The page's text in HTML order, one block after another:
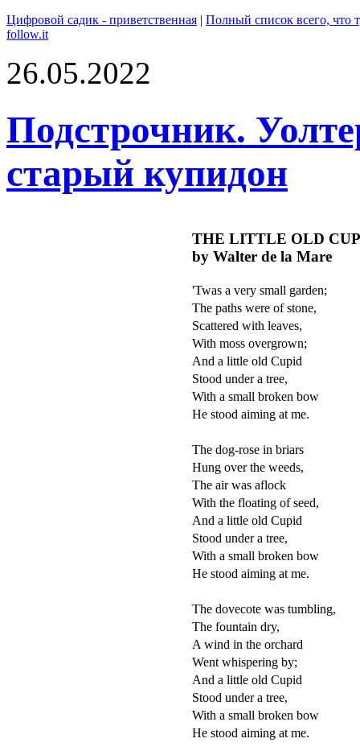
Цифровой садик - приветственная | Полный список всего, что
follow.it
26.05.2022
Подстрочник.
старый купидон
THE LITTLE OLD
by Walter de la Mare
'Twas a very small garden;
The paths were of stone,
Scattered with leaves,
With moss overgrown;
And a little old Cupid
Stood under a tree,
With a small broken bow
He stood aiming at me.
The dog-rose in briars
Hung over the weeds,
The air was aflock
With the floating of seed,
And a little old Cupid
Stood under a tree,
With a small broken bow
He stood aiming at me.
The dovecote was tumbling,
The fountain dry,
A wind in the orchard
Went whispering by;
And a little old Cupid
Stood under a tree,
With a small broken bow
He stood aiming at me.